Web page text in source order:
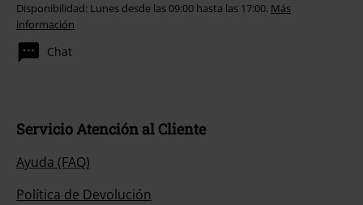
Disponibilidad: Lunes desde las 09:00 hasta las 17:00. Más
información
Chat
Servicio Atención al Cliente
Ayuda (FAQ)
Política de Devolución